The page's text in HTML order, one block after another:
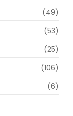
(49)
(53)
(25)
(106)
(6)